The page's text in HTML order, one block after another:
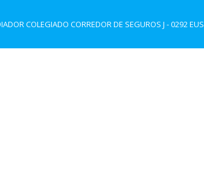
COLEGIADO CORREDOR DE SEGUROS J - 0292 EUS